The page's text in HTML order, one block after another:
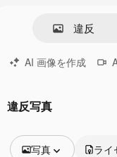
AI 画像を作成
違反写真
写真 ライ